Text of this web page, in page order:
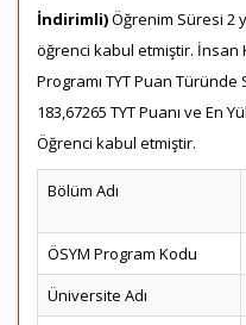
İndirimli)Öğrenim Süresi 2
öğrenci kabul etmiştir. İnsan
Programı TYT Puan Türünde
183,67265 TYT Puanı ve En
Öğrenci kabul etmiştir.
Bölüm Adı
ÖSYM Program Kodu
Üniversite Adı